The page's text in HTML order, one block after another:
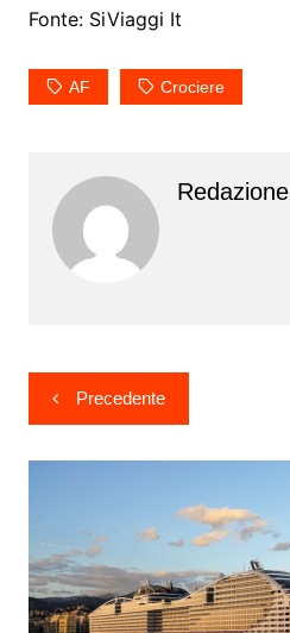
Fonte: SiViaggi It
AF Crociere
Redazione
Navigazione
articoli
Precedente